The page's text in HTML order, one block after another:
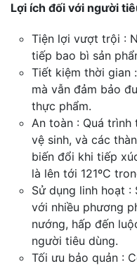
Lợi ích đối với người
Tiện lợi vượt trội :
tiếp bao bì sản
Tiết kiệm thời gian
mà vẫn đảm bảo
thực phẩm.
An toàn : Quá
vệ sinh, và các
biến đổi khi tiếp
là lên tới 121ºC
Sử dụng linh hoạt :
với nhiều phương
nướng, hấp đến
người tiêu dùng.
Tối ưu bảo quản :